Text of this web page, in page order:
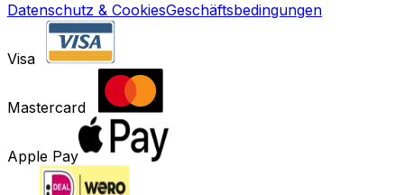
Datenschutz & CookiesGeschäftsbedingungen
Visa
Mastercard
Apple Pay